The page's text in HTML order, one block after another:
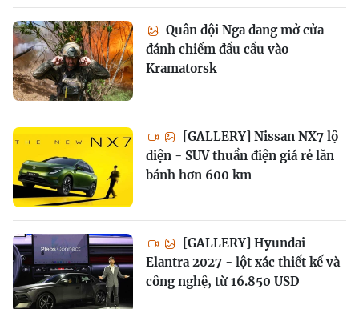
Quân đội Nga đang mở cửa
đánh chiếm đầu cầu vào
Kramatorsk
[GALLERY] Nissan NX7 lộ
diện - SUV thuần điện giá rẻ lăn
bánh hơn 600 km
[GALLERY] Hyundai
Elantra 2027 - lột xác thiết kế và
công nghệ, từ 16.850 USD